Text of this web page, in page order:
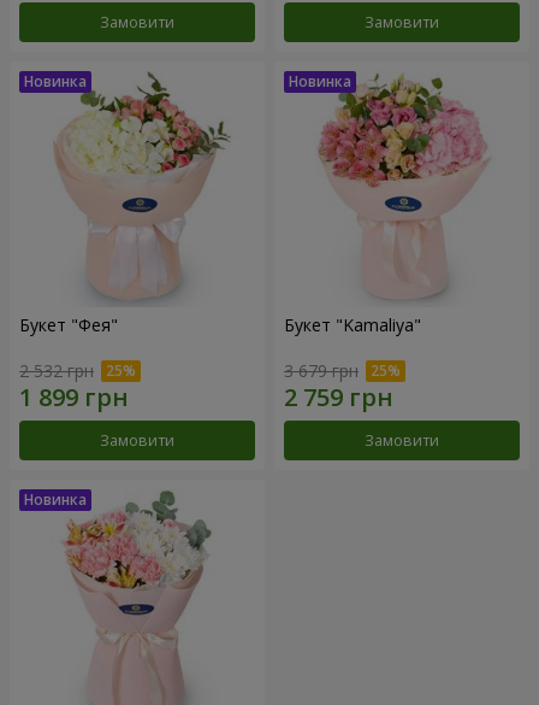
Замовити Замовити
Букет "Фея"
2 532 грн
Замовити
Букет "Kamaliya"
3 679 грн
Замовити